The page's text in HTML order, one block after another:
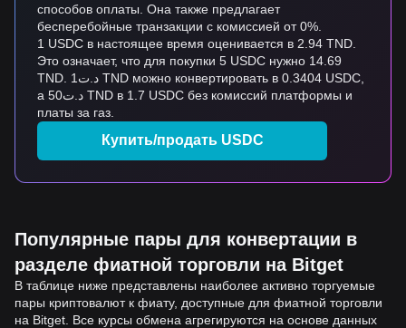
способов оплаты. Она также предлагает
бесперебойные транзакции с комиссией от 0%.
1 USDC в настоящее время оценивается в 2.94 TND.
Это означает, что для покупки 5 USDC нужно 14.69
TND. د.ت1 TND можно конвертировать в 0.3404 USDC,
а د.ت50 TND в 1.7 USDC без комиссий платформы и
платы за газ.
Купить/продать USDC
Популярные пары для конвертации в
разделе фиатной торговли на Bitget
В таблице ниже представлены наиболее активно торгуемые
пары криптовалют к фиату, доступные для фиатной торговли
на Bitget. Все курсы обмена агрегируются на основе данных